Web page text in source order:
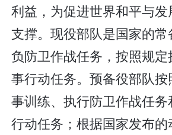
利益，为促进世界和平与
支撑。现役部队是国家的常
负防卫作战任务，按照规
事行动任务。预备役部队
事训练、执行防卫作战任
行动任务；根据国家发布的